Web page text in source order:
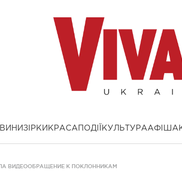
ЗІРКИ КРАСА ПОДІЇ КУЛЬТУРААФІША
ВИДЕООБРАЩЕНИЕ К ПОКЛОННИКАМ